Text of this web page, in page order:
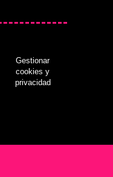
Gestionar
cookies y
privacidad